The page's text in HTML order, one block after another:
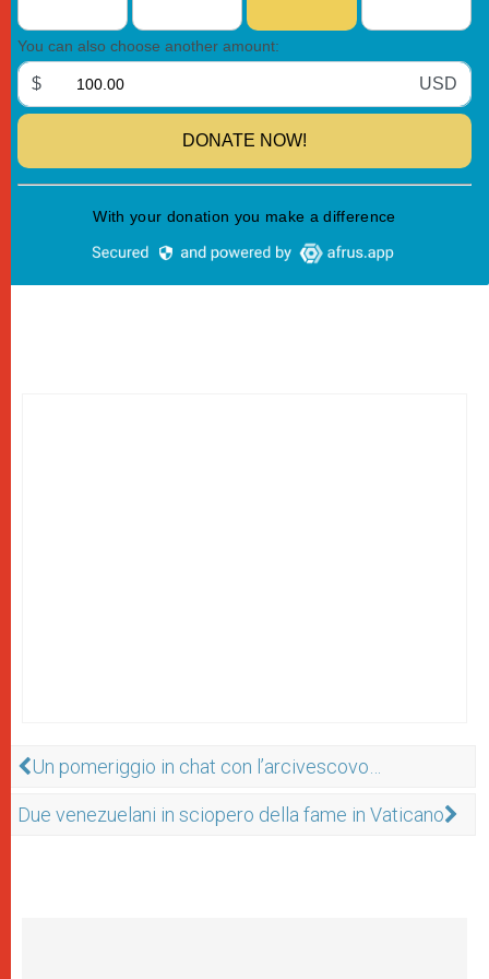
Un pomeriggio in chat con l’arcivescovo…
Due venezuelani in sciopero della fame in Vaticano